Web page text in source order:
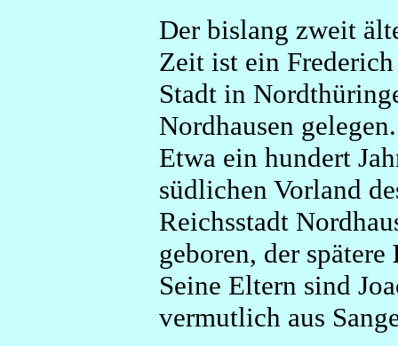
Der bislang zweit
Zeit ist ein
Stadt in
Nordhausen gelegen.
Etwa ein hundert
südlichen Vorland
Reichsstadt
geboren, der spätere
Seine Eltern sind
vermutlich aus